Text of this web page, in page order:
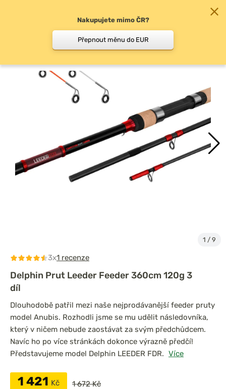
Feederové pruty
1 / 9
3x1 recenze
Delphin Prut Leeder Feeder 360cm 120g 3
díl
Dlouhodobě patřil mezi naše nejprodávanější feeder pruty
model Anubis. Rozhodli jsme se mu udělit následovníka,
který v ničem nebude zaostávat za svým předchůdcem.
Navíc ho po více stránkách dokonce výrazně předčí!
Představujeme model Delphin LEEDER FDR. Více
1 421 Kč
1 672 Kč
Nakupujete mimo ČR?
Přepnout měnu do EUR